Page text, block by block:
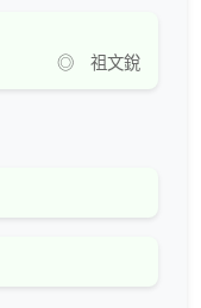
◎ 祖文銳